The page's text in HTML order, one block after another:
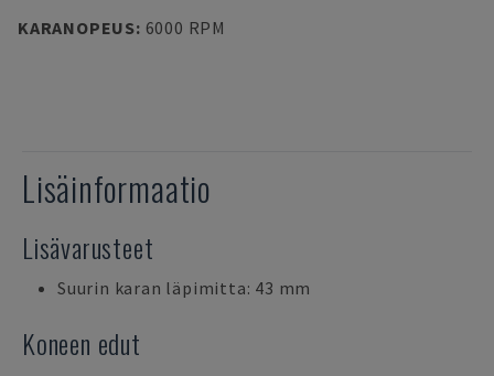
KARANOPEUS: 6000 RPM
Lisäinformaatio
Lisävarusteet
Suurin karan läpimitta: 43 mm
Koneen edut